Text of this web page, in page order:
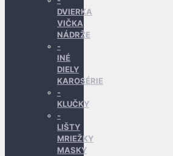
DVIERKA
VIČKA
NÁDRŽE
INÉ
DIELY
KAROSÉRIE
KLUČKY
LIŠTY
MRIEŽKY
MASKY